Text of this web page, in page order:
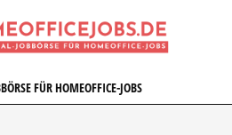
HOMEOFFICEJOBS.DE
FÜR HOMEOFFICE-JOBS